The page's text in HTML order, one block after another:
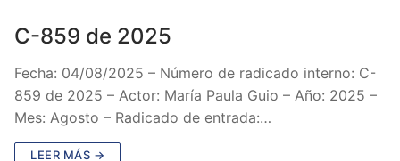
C-859 de 2025
Fecha: 04/08/2025 – Número de radicado interno: C-
859 de 2025 – Actor: María Paula Guio – Año: 2025 –
Mes: Agosto – Radicado de entrada:…
LEER MÁS →